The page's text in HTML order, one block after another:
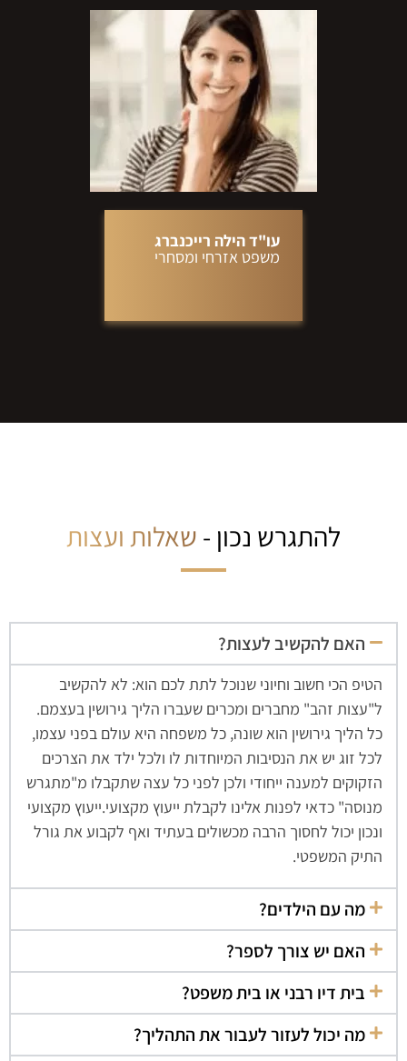
עו"ד הילה רייכנברג
משפט אזרחי ומסחרי
להתגרש נכון - שאלות ועצות
האם להקשיב לעצות?
הטיפ הכי חשוב וחיוני שנוכל לתת לכם הוא: לא להקשיב
ל"עצות זהב" מחברים ומכרים שעברו הליך גירושין בעצמם.
כל הליך גירושין הוא שונה, כל משפחה היא עולם בפני עצמו,
לכל זוג יש את הנסיבות המיוחדות לו ולכל ילד את הצרכים
הזקוקים למענה ייחודי ולכן לפני כל עצה שתקבלו מ"מתגרש
מנוסה" כדאי לפנות אלינו לקבלת ייעוץ מקצועי.ייעוץ מקצועי
ונכון יכול לחסוך הרבה מכשולים בעתיד ואף לקבוע את גורל
התיק המשפטי.
מה עם הילדים?
האם יש צורך לספר?
בית דיו רבני או בית משפט?
מה יכול לעזור לעבור את התהליך?